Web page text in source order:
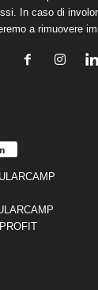
In caso di
a rimuovere